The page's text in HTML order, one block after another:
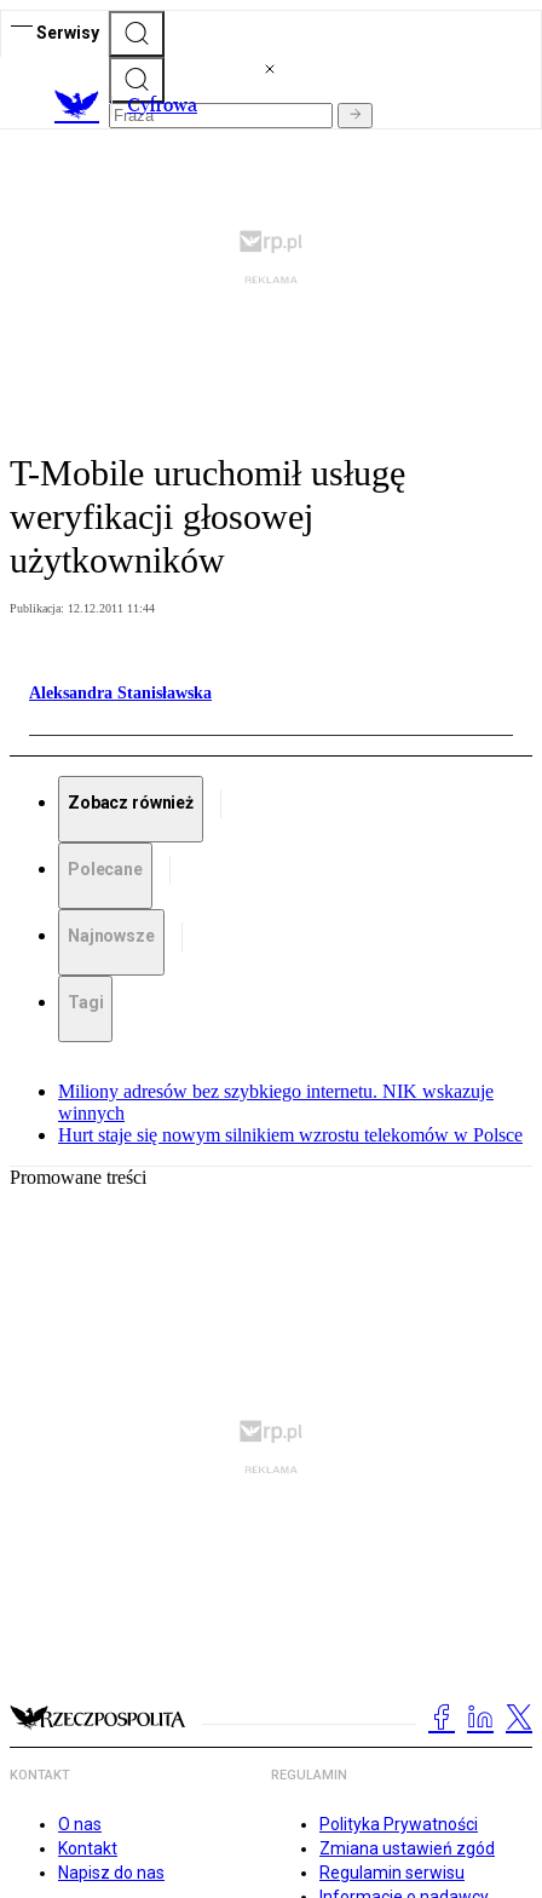
Serwisy
Cyfrowa
T-Mobile uruchomił usługę
weryfikacji głosowej
użytkowników
Publikacja: 12.12.2011 11:44
Aleksandra Stanisławska
Zobacz również
Polecane
Najnowsze
Tagi
Miliony adresów bez szybkiego internetu. NIK wskazuje
winnych
Hurt staje się nowym silnikiem wzrostu telekomów w Polsce
Promowane treści
KONTAKT
O nas
Kontakt
Napisz do nas
REGULAMIN
Polityka Prywatności
Zmiana ustawień zgód
Regulamin serwisu